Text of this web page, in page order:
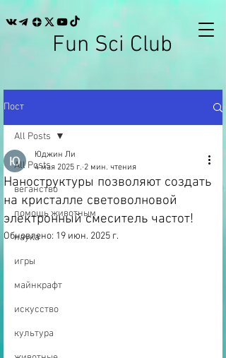
Fun Sci Club
Пост
All Posts
веганство
помощь животным
наука
игры
майнкрафт
искусство
культура
All Posts
Наноструктуры позволяют создать
на кристалле световолновой
электронный смеситель частот!
Юджин Ли
4 мая 2025 г. 2 мин. чтения
Обновлено: 19 июн. 2025 г.